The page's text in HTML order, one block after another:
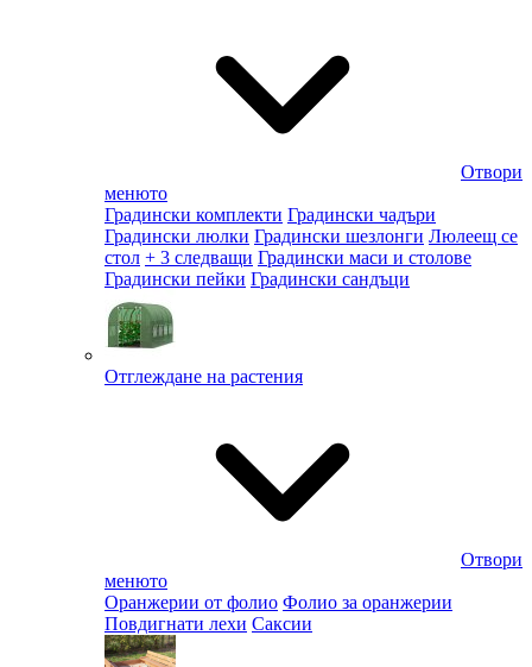
Отвори
менюто
Градински комплекти Градински чадъри
Градински люлки Градински шезлонги Люлеещ се
стол + 3 следващи Градински маси и столове
Градински пейки Градински сандъци
Отглеждане на растения
Отвори
менюто
Оранжерии от фолио Фолио за оранжерии
Повдигнати лехи Саксии